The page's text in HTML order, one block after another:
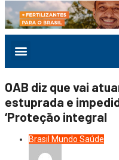
OAB diz que vai
estuprada e
‘Proteção integral
Brasil Mundo Saúde